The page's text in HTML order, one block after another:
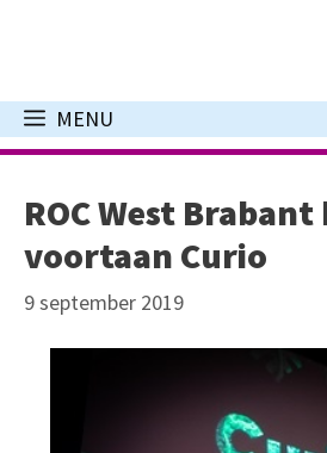
inhoud
MENU
ROC West
voortaan Curio
9 september 2019